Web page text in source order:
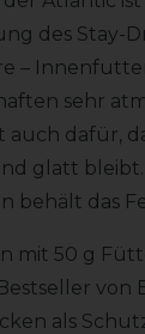
des Stay-
–
sehr
auch dafür,
glatt
behält das
mit 50 g
von
als